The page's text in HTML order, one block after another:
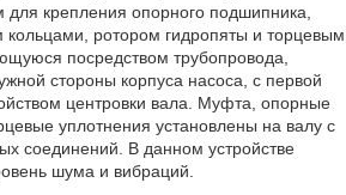
крепления опорного подшипника,
ротором гидропяты и торцевым
посредством трубопровода,
стороны корпуса насоса, с первой
центровки вала. Муфта, опорные
уплотнения установлены на валу с
соединений. В данном устройстве
шума и вибраций.